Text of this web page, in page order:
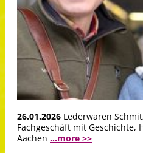
26.01.2026 Lederwaren
Fachgeschäft mit Geschichte,
Aachen ...more >>